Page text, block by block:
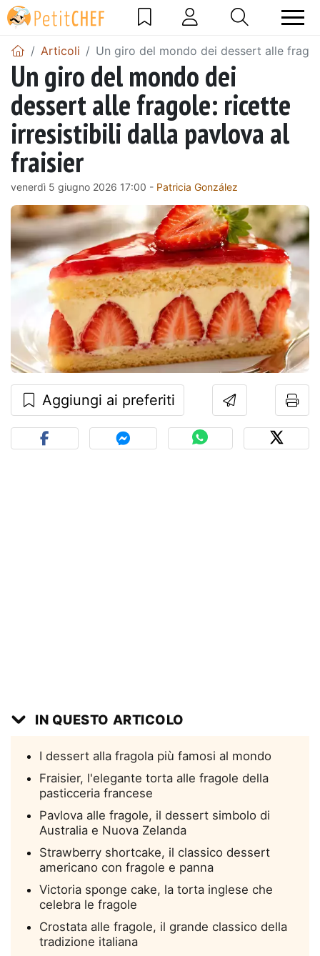
Articoli Un giro del mondo dei dessert alle
Un giro del mondo dei
dessert alle fragole: ricette
irresistibili dalla pavlova al
fraisier
venerdì 5 giugno 2026 17:00 - Patricia González
Aggiungi ai preferiti
IN QUESTO ARTICOLO
I dessert alla fragola più famosi al mondo
Fraisier, l'elegante torta alle fragole della
pasticceria francese
Pavlova alle fragole, il dessert simbolo di
Australia e Nuova Zelanda
Strawberry shortcake, il classico dessert
americano con fragole e panna
Victoria sponge cake, la torta inglese che
celebra le fragole
Crostata alle fragole, il grande classico della
tradizione italiana